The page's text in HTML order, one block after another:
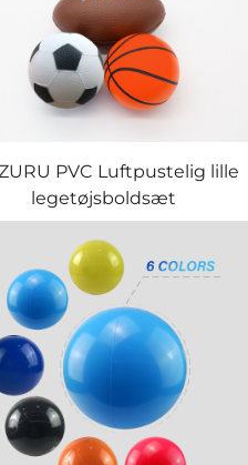
PVC Luftpustelig lille
legetøjsboldsæt